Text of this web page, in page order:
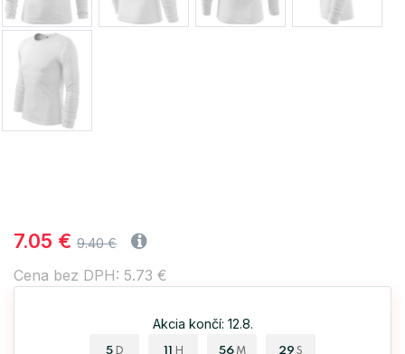
7.05 € 9.40 €
Cena bez DPH: 5.73 €
Akcia končí: 12.8.
5 D 11 H 56 M 28 S